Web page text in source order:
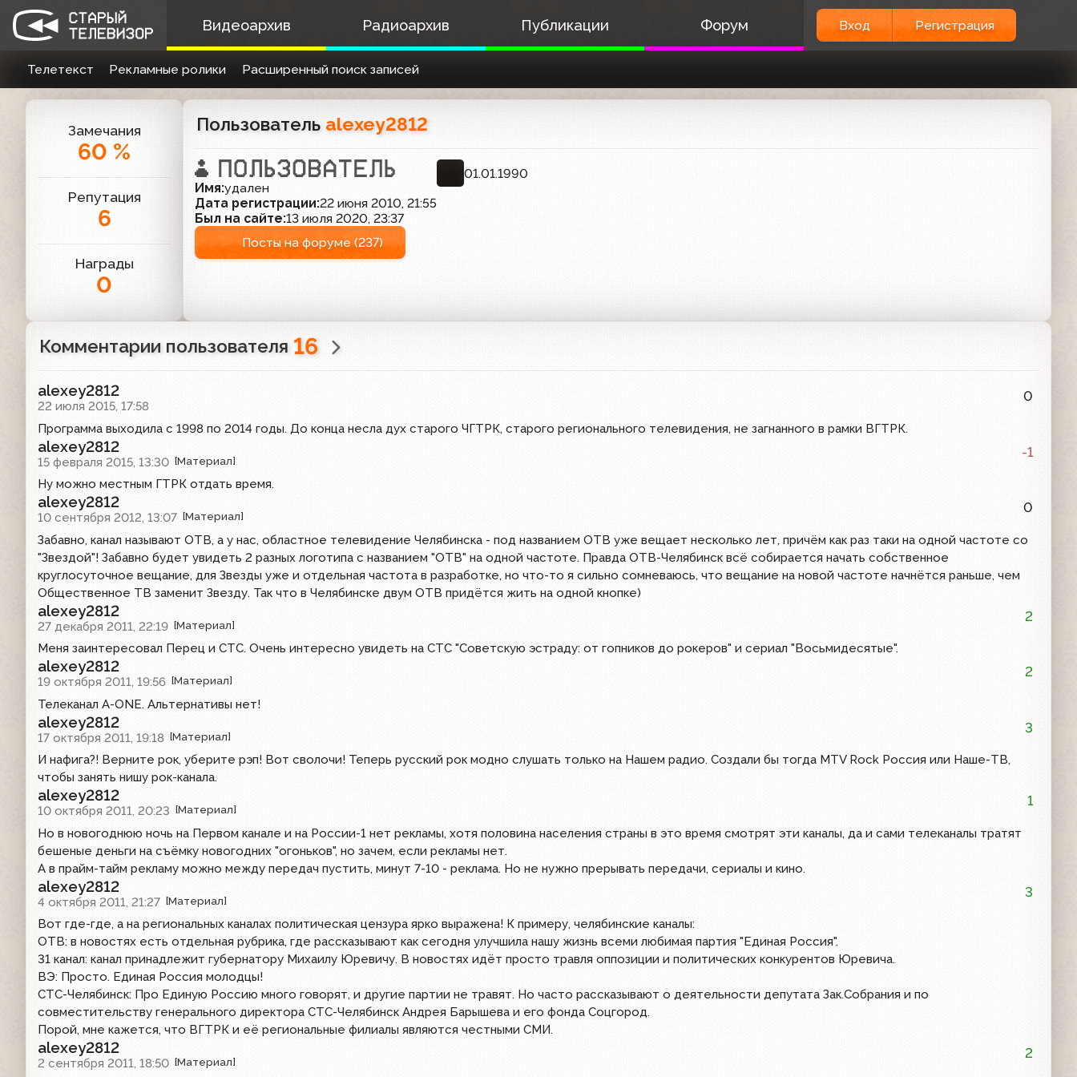
Видеоархив Радиоархив Публикации Форум Вход Регистрация
Телетекст Рекламные ролики Расширенный поиск записей
Замечания
60 %
Репутация
6
Награды
0
Пользователь alexey2812
Имя:удален
Дата регистрации:22 июня 2010, 21:55
Был на сайте:13 июля 2020, 23:37
Посты на форуме (237)
01.01.1990
Комментарии пользователя 16
alexey2812
22 июля 2015, 17:58
0
Программа выходила с 1998 по 2014 годы. До конца несла дух старого ЧГТРК, старого регионального телевидения, не загнанного в рамки ВГТРК.
alexey2812
15 февраля 2015, 13:30 [Материал]
-1
Ну можно местным ГТРК отдать время.
alexey2812
10 сентября 2012, 13:07 [Материал]
0
Забавно, канал называют ОТВ, а у нас, областное телевидение Челябинска - под названием ОТВ уже вещает несколько лет, причём как раз таки на одной частоте со
"Звездой"! Забавно будет увидеть 2 разных логотипа с названием "ОТВ" на одной частоте. Правда ОТВ-Челябинск всё собирается начать собственное
круглосуточное вещание, для Звезды уже и отдельная частота в разработке, но что-то я сильно сомневаюсь, что вещание на новой частоте начнётся раньше, чем
Общественное ТВ заменит Звезду. Так что в Челябинске двум ОТВ придётся жить на одной кнопке)
alexey2812
27 декабря 2011, 22:19 [Материал]
2
Меня заинтересовал Перец и СТС. Очень интересно увидеть на СТС "Советскую эстраду: от гопников до рокеров" и сериал "Восьмидесятые".
alexey2812
19 октября 2011, 19:56 [Материал]
2
Телеканал A-ONE. Альтернативы нет!
alexey2812
17 октября 2011, 19:18 [Материал]
3
И нафига?! Верните рок, уберите рэп! Вот сволочи! Теперь русский рок модно слушать только на Нашем радио. Создали бы тогда MTV Rock Россия или Наше-ТВ,
чтобы занять нишу рок-канала.
alexey2812
10 октября 2011, 20:23 [Материал]
1
Но в новогоднюю ночь на Первом канале и на России-1 нет рекламы, хотя половина населения страны в это время смотрят эти каналы, да и сами телеканалы тратят
бешеные деньги на съёмку новогодних "огоньков", но зачем, если рекламы нет.
А в прайм-тайм рекламу можно между передач пустить, минут 7-10 - реклама. Но не нужно прерывать передачи, сериалы и кино.
alexey2812
4 октября 2011, 21:27 [Материал]
3
Вот где-где, а на региональных каналах политическая цензура ярко выражена! К примеру, челябинские каналы:
ОТВ: в новостях есть отдельная рубрика, где рассказывают как сегодня улучшила нашу жизнь всеми любимая партия "Единая Россия".
31 канал: канал принадлежит губернатору Михаилу Юревичу. В новостях идёт просто травля оппозиции и политических конкурентов Юревича.
ВЭ: Просто. Единая Россия молодцы!
СТС-Челябинск: Про Единую Россию много говорят, и другие партии не травят. Но часто рассказывают о деятельности депутата Зак.Собрания и по
совместительству генерального директора СТС-Челябинск Андрея Барышева и его фонда Соцгород.
Порой, мне кажется, что ВГТРК и её региональные филиалы являются честными СМИ.
alexey2812
2 сентября 2011, 18:50 [Материал]
2